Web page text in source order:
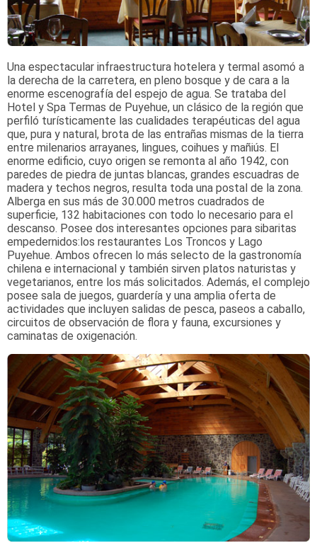
Una espectacular infraestructura hotelera y termal asomó a
la derecha de la carretera, en pleno bosque y de cara a la
enorme escenografía del espejo de agua. Se trataba del
Hotel y Spa Termas de Puyehue, un clásico de la región que
perfiló turísticamente las cualidades terapéuticas del agua
que, pura y natural, brota de las entrañas mismas de la tierra
entre milenarios arrayanes, lingues, coihues y mañiús. El
enorme edificio, cuyo origen se remonta al año 1942, con
paredes de piedra de juntas blancas, grandes escuadras de
madera y techos negros, resulta toda una postal de la zona.
Alberga en sus más de 30.000 metros cuadrados de
superficie, 132 habitaciones con todo lo necesario para el
descanso. Posee dos interesantes opciones para sibaritas
empedernidos:los restaurantes Los Troncos y Lago
Puyehue. Ambos ofrecen lo más selecto de la gastronomía
chilena e internacional y también sirven platos naturistas y
vegetarianos, entre los más solicitados. Además, el complejo
posee sala de juegos, guardería y una amplia oferta de
actividades que incluyen salidas de pesca, paseos a caballo,
circuitos de observación de flora y fauna, excursiones y
caminatas de oxigenación.